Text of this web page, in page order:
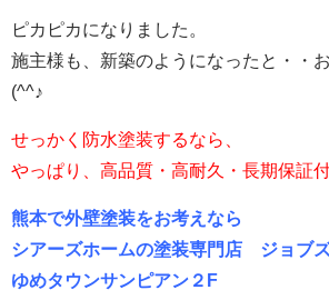
ピカピカになりました。
施主様も、新築のようになったと・・
(^^♪
せっかく防水塗装するなら、
やっぱり、高品質・高耐久・長期保証
熊本で外壁塗装をお考えなら
シアーズホームの塗装専門店 ジョブ
ゆめタウンサンピアン２F